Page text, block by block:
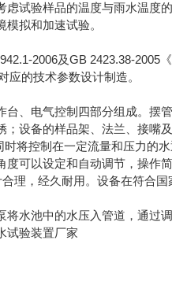
试验样品的温度与雨水温度
拟和加速试验。
2006及GB 2423.38-2005
应的技术参数设计制造。
、电气控制四部分组成。摆
设备的样品架、法兰、接嘴
将控制在一定流量和压力的
可以设定和自动调节，操作
理，经久耐用。设备在符合
水池中的水压入管道，通过
试验装置厂家